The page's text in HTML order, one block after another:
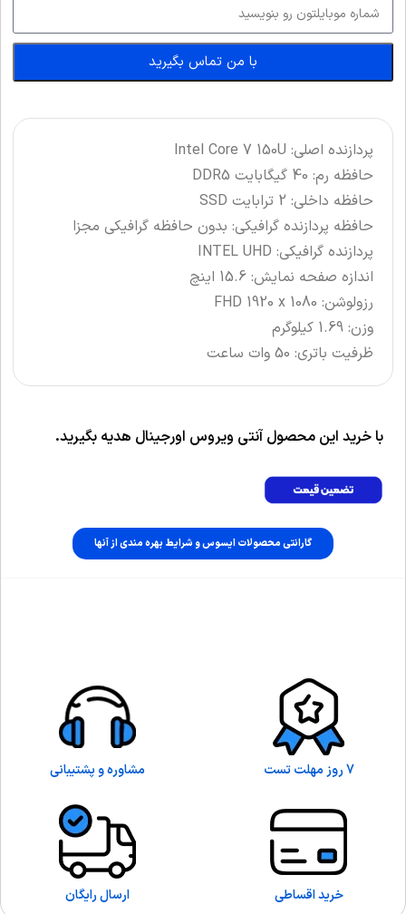
با من تماس بگیرید
پردازنده اصلی: Intel Core 7 150U
حافظه رم: 40 گیگابایت DDR5
حافظه داخلی: 2 ترابایت SSD
حافظه پردازنده گرافیکی: بدون حافظه گرافیکی مجزا
پردازنده گرافیکی: INTEL UHD
اندازه صفحه نمایش: 15.6 اینچ
رزولوشن: FHD 1920 x 1080
وزن: 1.69 کیلوگرم
ظرفیت باتری: 50 وات ساعت
با خرید این محصول آنتی ویروس اورجینال هدیه بگیرید.
گارانتی محصولات ایسوس و شرایط بهره مندی از آنها
7 روز مهلت تست مشاوره و پشتیبانی
خرید اقساطی ارسال رایگان